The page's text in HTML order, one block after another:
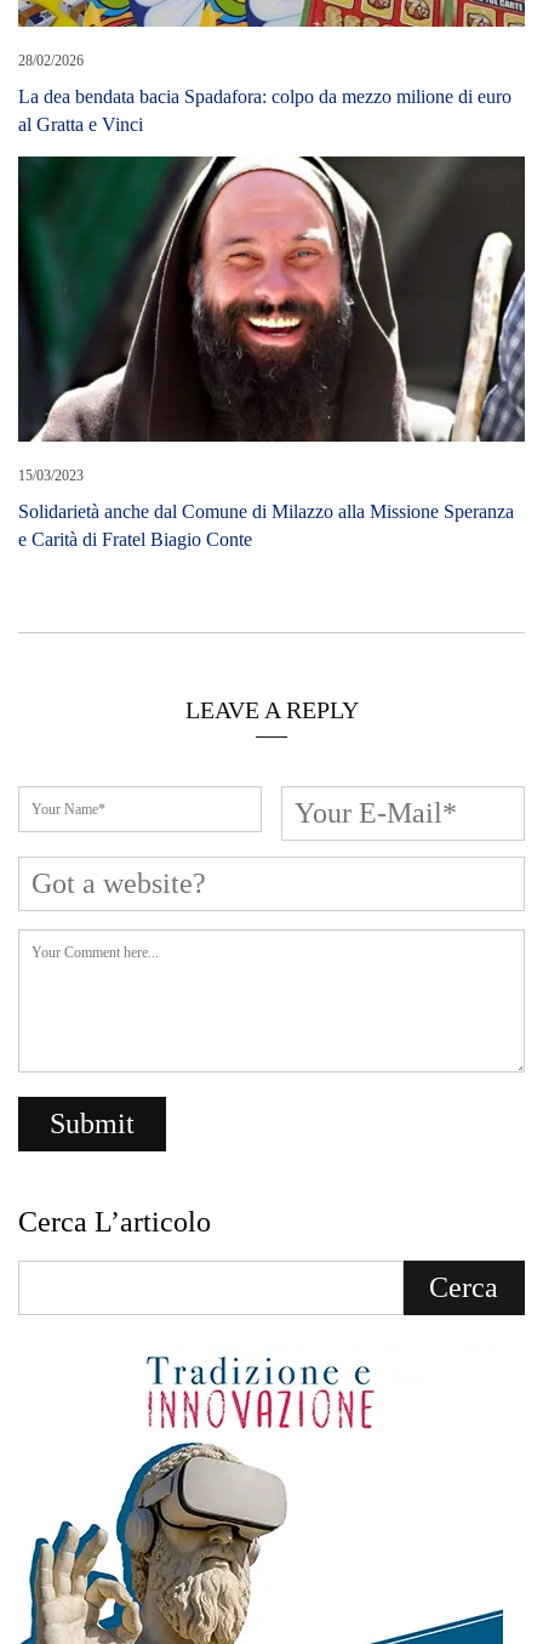
28/02/2026
La dea bendata bacia Spadafora: colpo da mezzo milione di euro
al Gratta e Vinci​
15/03/2023
Solidarietà anche dal Comune di Milazzo alla Missione Speranza
e Carità di Fratel Biagio Conte
LEAVE A REPLY
Cerca L’articolo